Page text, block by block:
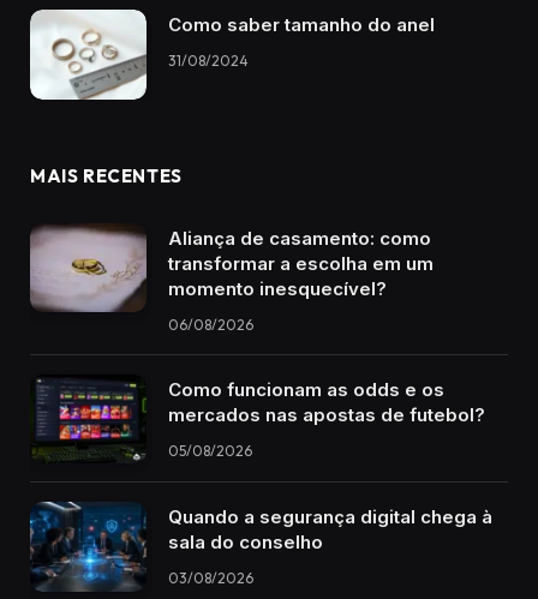
Como saber tamanho do anel
31/08/2024
MAIS RECENTES
Aliança de casamento: como
transformar a escolha em um
momento inesquecível?
06/08/2026
Como funcionam as odds e os
mercados nas apostas de futebol?
05/08/2026
Quando a segurança digital chega à
sala do conselho
03/08/2026